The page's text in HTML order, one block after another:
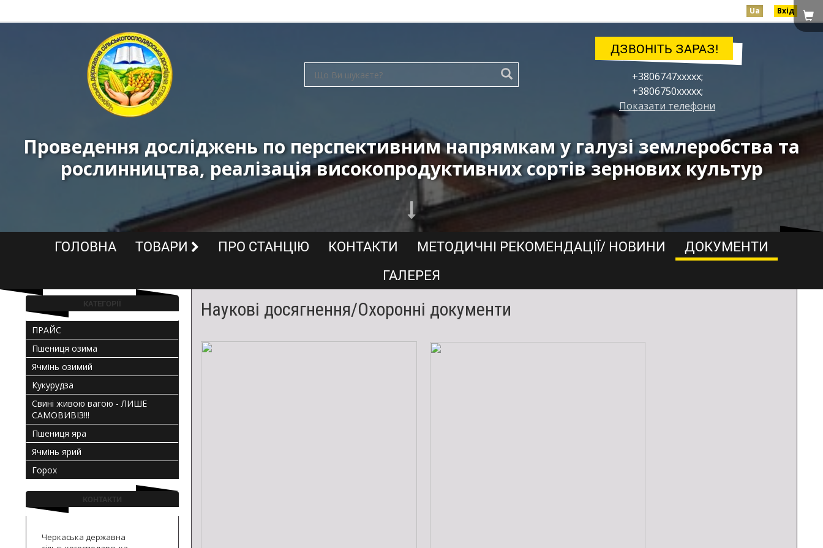
Ua Вхід
Черкаська
державна
сільськогосподарська
дослідна
ННЦ
«ІЗ
Реалізація
високоякісних
урожайних
сортів
озимої
м'якої
твердої
пшениці,
озимого
ярого
ячменю,
кукурудзи,
ДЗВОНІТЬ ЗАРАЗ!
+3806747xxxxx;
+3806750xxxxx;
Показати телефони
Проведення досліджень по перспективним напрямкам у галузі землеробства та
рослинництва, реалізація високопродуктивних сортів зернових культур
ГОЛОВНА ТОВАРИ ПРО СТАНЦІЮ КОНТАКТИ МЕТОДИЧНІ РЕКОМЕНДАЦІЇ/ НОВИНИ
ДОКУМЕНТИ
ГАЛЕРЕЯ
Наукові досягнення/Охоронні документи
КАТЕГОРІЇ
ПРАЙС
Пшениця озима
Ячмінь озимий
Кукурудза
Свині живою вагою - ЛИШЕ
САМОВИВІЗ!!!
Пшениця яра
Ячмінь ярий
Горох
КОНТАКТИ
Черкаська державна